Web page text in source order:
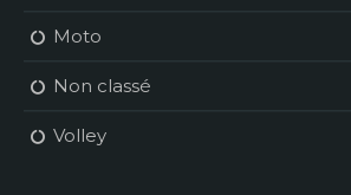
Moto
Non classé
Volley